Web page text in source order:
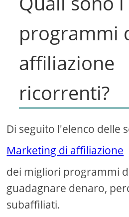
programmi
affiliazione
ricorrenti?
Di seguito l'elenco delle
Marketing di affiliazione
dei migliori programmi
guadagnare denaro,
subaffiliati.